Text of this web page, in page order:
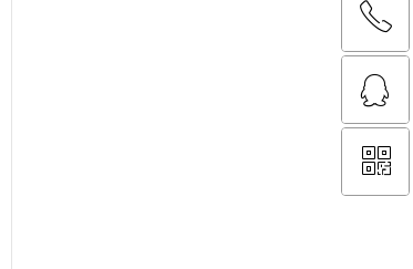
回到顶部
ꂅ
15302232818
ꁗ
QQ客服
ꀥ